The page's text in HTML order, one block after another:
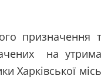
призначення
на
Харківської